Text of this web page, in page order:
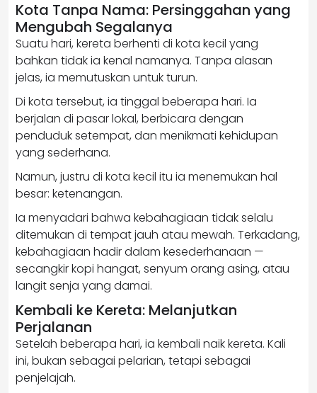
Kota Tanpa Nama: Persinggahan yang
Mengubah Segalanya
Suatu hari, kereta berhenti di kota kecil yang
bahkan tidak ia kenal namanya. Tanpa alasan
jelas, ia memutuskan untuk turun.
Di kota tersebut, ia tinggal beberapa hari. Ia
berjalan di pasar lokal, berbicara dengan
penduduk setempat, dan menikmati kehidupan
yang sederhana.
Namun, justru di kota kecil itu ia menemukan hal
besar: ketenangan.
Ia menyadari bahwa kebahagiaan tidak selalu
ditemukan di tempat jauh atau mewah. Terkadang,
kebahagiaan hadir dalam kesederhanaan —
secangkir kopi hangat, senyum orang asing, atau
langit senja yang damai.
Kembali ke Kereta: Melanjutkan
Perjalanan
Setelah beberapa hari, ia kembali naik kereta. Kali
ini, bukan sebagai pelarian, tetapi sebagai
penjelajah.